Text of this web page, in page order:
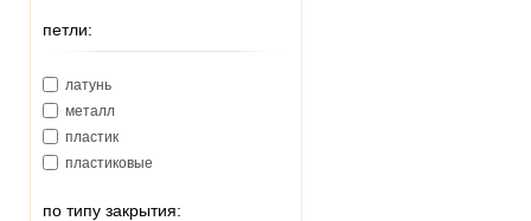
207
210
213
215
петли:
латунь
металл
пластик
пластиковые
по типу закрытия: